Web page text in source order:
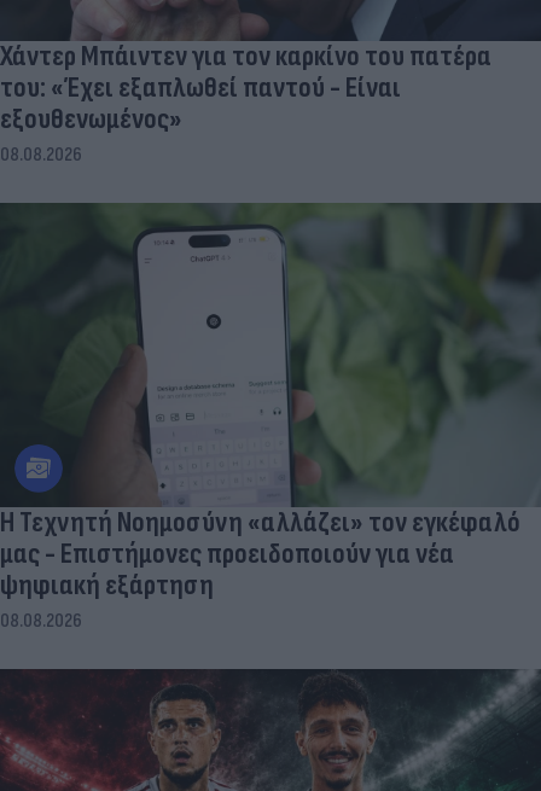
Χάντερ Μπάιντεν για τον καρκίνο του πατέρα
του: «Έχει εξαπλωθεί παντού - Είναι
εξουθενωμένος»
08.08.2026
Η Τεχνητή Νοημοσύνη «αλλάζει» τον εγκέφαλό
μας - Eπιστήμονες προειδοποιούν για νέα
ψηφιακή εξάρτηση
08.08.2026